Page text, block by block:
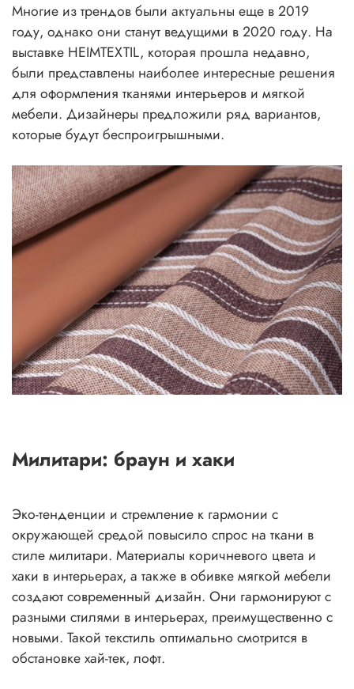
Многие из трендов были актуальны еще в 2019
году, однако они станут ведущими в 2020 году. На
выставке HEIMTEXTIL, которая прошла недавно,
были представлены наиболее интересные решения
для оформления тканями интерьеров и мягкой
мебели. Дизайнеры предложили ряд вариантов,
которые будут беспроигрышными.
Милитари: браун и хаки
Эко-тенденции и стремление к гармонии с
окружающей средой повысило спрос на ткани в
стиле милитари. Материалы коричневого цвета и
хаки в интерьерах, а также в обивке мягкой мебели
создают современный дизайн. Они гармонируют с
разными стилями в интерьерах, преимущественно с
новыми. Такой текстиль оптимально смотрится в
обстановке хай-тек, лофт.